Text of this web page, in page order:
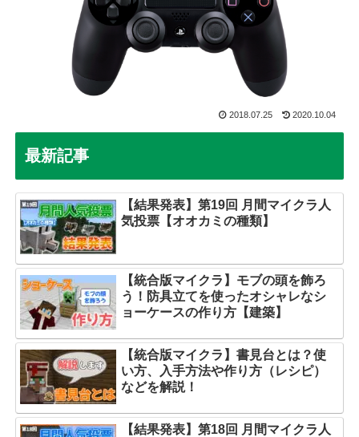
2018.07.25 2020.10.04
最新記事
【結果発表】第19回 月間マイクラ人
気投票【オオカミの種類】
【統合版マイクラ】モブの頭を飾ろ
う！防具立てを使ったオシャレなシ
ョーケースの作り方【建築】
【統合版マイクラ】書見台とは？使
い方、入手方法や作り方（レシピ）
などを解説！
【結果発表】第18回 月間マイクラ人